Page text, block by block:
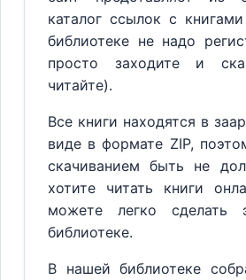
каталог ссылок с
библиотеке не надо
просто заходите и
читайте).
Все книги находятся в
виде в формате ZIP,
скачиванием быть не
хотите читать книги
можете легко
библиотеке.
В нашей библиотеке